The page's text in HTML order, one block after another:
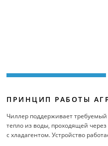
ПРИНЦИП РАБОТЫ
Чиллер поддерживает
тепло из воды, проходящей
с хладагентом. Устройство